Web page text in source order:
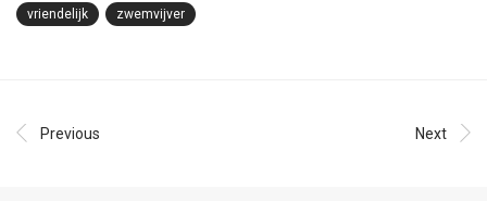
vriendelijk
zwemvijver
Previous Next